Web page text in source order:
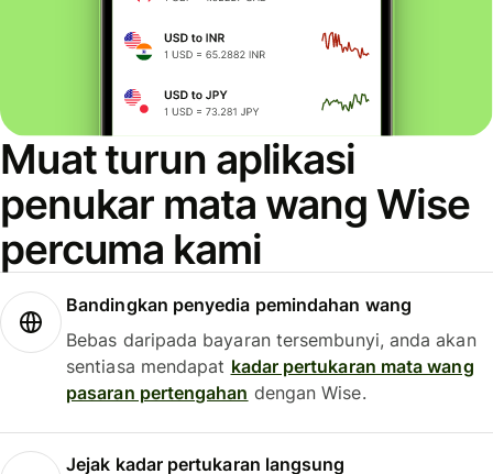
Muat turun aplikasi
penukar mata wang Wise
percuma kami
Bandingkan penyedia pemindahan wang
Bebas daripada bayaran tersembunyi, anda akan
sentiasa mendapat kadar pertukaran mata wang
pasaran pertengahan dengan Wise.
Jejak kadar pertukaran langsung